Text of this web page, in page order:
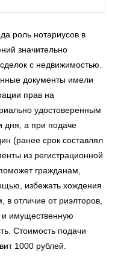
роль нотариусов в
значительно
с недвижимостью.
документы имели
прав на
удостоверенным
дня, а при подаче
(ранее срок составлял
из регистрационной
гражданам,
избежать хождения
отличие от риэлторов,
и имущественную
Стоимость подачи
1000 рублей.